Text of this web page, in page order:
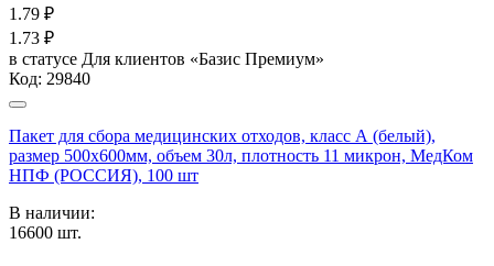
1.79 ₽
1.73 ₽
в статусе Для клиентов «Базис Премиум»
Код: 29840
Пакет для сбора медицинских отходов, класс А (белый),
размер 500х600мм, объем 30л, плотность 11 микрон, МедКом
НПФ (РОССИЯ), 100 шт
В наличии:
16600 шт.